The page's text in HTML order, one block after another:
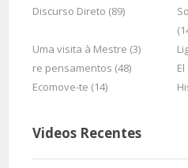
Discurso Direto (89)
Uma visita à Mestre (3)
re pensamentos (48)
Ecomove-te (14)
Videos Recentes